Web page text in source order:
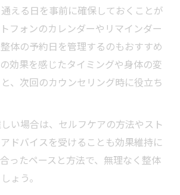
える日を事前に確保しておくことが
フォンのカレンダーやリマインダー
体の予約日を管理するのもおすすめ
効果を感じたタイミングや身体の変
、次回のカウンセリング時に役立ち
い場合は、セルフケアの方法やスト
ドバイスを受けることも効果維持に
ったペースと方法で、無理なく整体
ょう。